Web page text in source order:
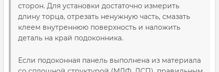
сторон. Для установки достаточно измерить
длину торца, отрезать ненужную часть, смазать
клеем внутреннюю поверхность и наложить
деталь на край подоконника.
Если подоконная панель выполнена из материала